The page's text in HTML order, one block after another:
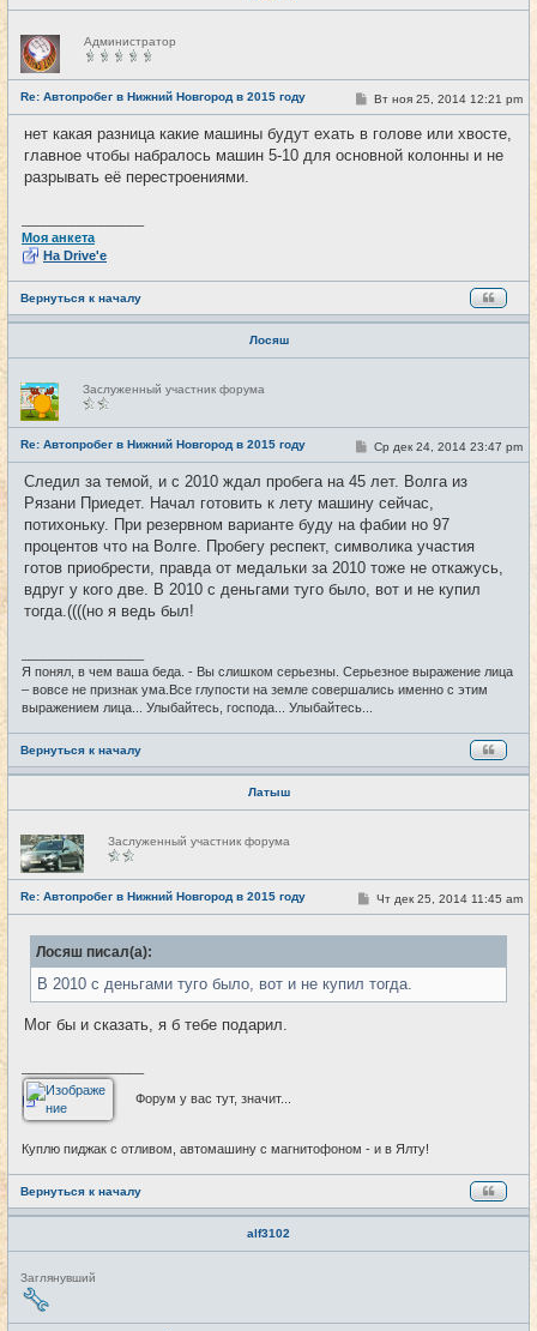
Н
е
в
с
е
т
и
Администратор
Re: Автопробег в Нижний Новгород в 2015 году #22
С
о
б
щ
Вт ноя 25, 2014 12:21 pm
нет какая разница какие машины будут ехать в голове или хвосте,
главное чтобы набралось машин 5-10 для основной колонны и не
разрывать её перестроениями.
Моя анкета
На Drive'e
Вернуться к началу
Лосяш
Н
е
в
с
е
т
и
Заслуженный участник форума
Re: Автопробег в Нижний Новгород в 2015 году #23
С
о
б
щ
н
и
Ср дек 24, 2014 23:47 pm
Следил за темой, и с 2010 ждал пробега на 45 лет. Волга из
Рязани Приедет. Начал готовить к лету машину сейчас,
потихоньку. При резервном варианте буду на фабии но 97
процентов что на Волге. Пробегу респект, символика участия
готов приобрести, правда от медальки за 2010 тоже не откажусь,
вдруг у кого две. В 2010 с деньгами туго было, вот и не купил
тогда.((((но я ведь был!
Я понял, в чем ваша беда. - Вы слишком серьезны. Серьезное выражение лица
– вовсе не признак ума.Все глупости на земле совершались именно с этим
выражением лица... Улыбайтесь, господа... Улыбайтесь...
Вернуться к началу
Латыш
Н
е
в
с
е
т
и
Заслуженный участник форума
Re: Автопробег в Нижний Новгород в 2015 году #24
С
о
е
н
Чт дек 25, 2014 11:45 am
Лосяш писал(а):
В 2010 с деньгами туго было, вот и не купил тогда.
Мог бы и сказать, я б тебе подарил.
Форум у вас тут, значит...
Куплю пиджак с отливом, автомашину с магнитофоном - и в Ялту!
Вернуться к началу
alf3102
Н
е
в
Заглянувший